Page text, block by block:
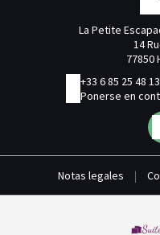
La Petite
14
77850
+33 6 85 25 48 13
Ponerse en
Notas legales |